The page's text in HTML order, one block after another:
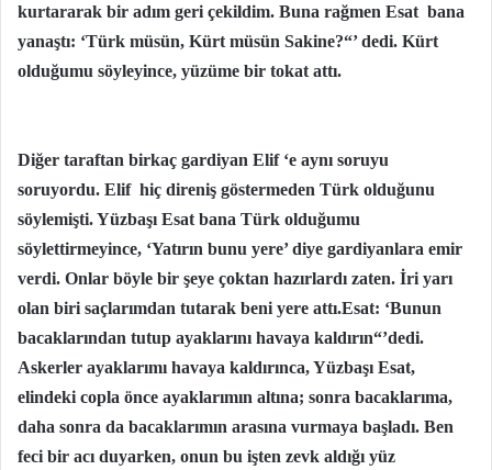
kurtararak bir adım geri çekildim. Buna rağmen Esat bana
yanaştı: ‘Türk müsün, Kürt müsün Sakine?“’ dedi. Kürt
olduğumu söyleyince, yüzüme bir tokat attı.
Diğer taraftan birkaç gardiyan Elif ‘e aynı soruyu
soruyordu. Elif hiç direniş göstermeden Türk olduğunu
söylemişti. Yüzbaşı Esat bana Türk olduğumu
söylettirmeyince, ‘Yatırın bunu yere’ diye gardiyanlara emir
verdi. Onlar böyle bir şeye çoktan hazırlardı zaten. İri yarı
olan biri saçlarımdan tutarak beni yere attı.Esat: ‘Bunun
bacaklarından tutup ayaklarını havaya kaldırın“’dedi.
Askerler ayaklarımı havaya kaldırınca, Yüzbaşı Esat,
elindeki copla önce ayaklarımın altına; sonra bacaklarıma,
daha sonra da bacaklarımın arasına vurmaya başladı. Ben
feci bir acı duyarken, onun bu işten zevk aldığı yüz